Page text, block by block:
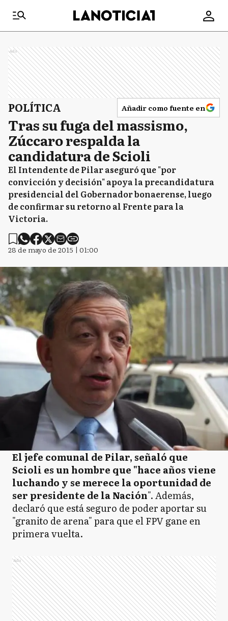
Ads
POLÍTICA Añadir como fuente en
Tras su fuga del massismo,
Zúccaro respalda la
candidatura de Scioli
El Intendente de Pilar aseguró que "por
convicción y decisión" apoya la precandidatura
presidencial del Gobernador bonaerense, luego
de confirmar su retorno al Frente para la
Victoria.
28 de mayo de 2015 | 01:00
El jefe comunal de Pilar, señaló que
Scioli es un hombre que "hace años viene
luchando y se merece la oportunidad de
ser presidente de la Nación". Además,
declaró que está seguro de poder aportar su
"granito de arena" para que el FPV gane en
primera vuelta.
Ads